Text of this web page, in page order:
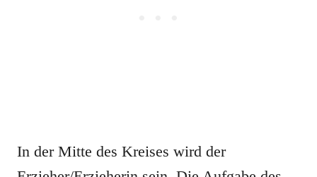
In der Mitte des Kreises wird der